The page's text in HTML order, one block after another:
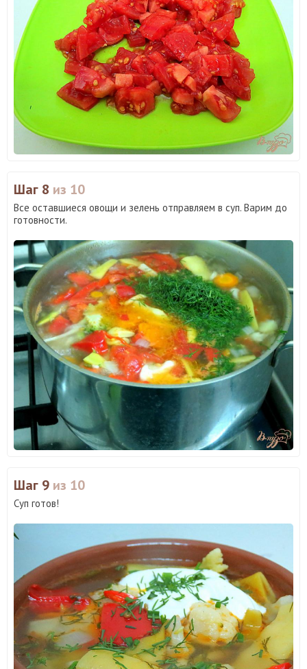
Шаг 8 из 10
Все оставшиеся овощи и зелень отправляем в суп. Варим до
готовности.
Шаг 9 из 10
Суп готов!